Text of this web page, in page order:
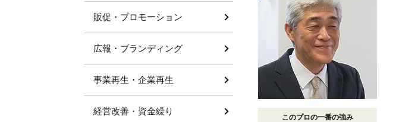
このプロの一番の強み
販促・プロモーション
広報・ブランディング
事業再生・企業再生
経営改善・資金繰り